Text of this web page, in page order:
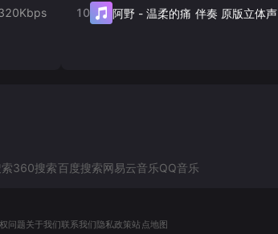
Kbps 10 阿野-温柔的痛 伴奏 原版立体声
360搜索百度搜索网易云音乐QQ音乐
问题关于我们联系我们 隐私政策站点地图